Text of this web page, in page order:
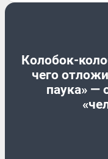
Колобок-
чего
паука» —